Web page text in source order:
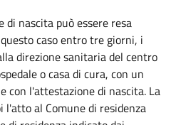
nascita può essere resa
caso entro tre giorni, i
direzione sanitaria del centro
o casa di cura, con un
con l'attestazione di nascita. La
al Comune di residenza